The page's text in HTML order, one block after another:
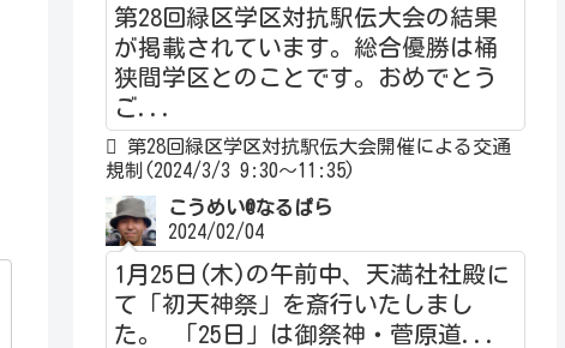
第28回緑区学区対抗駅伝大会の結果
が掲載されています。総合優勝は桶
狭間学区とのことです。おめでとう
ご...
第28回緑区学区対抗駅伝大会開催による交通
規制(2024/3/3 9:30～11:35)
こうめい@なるぱら
2024/02/04
1月25日(木)の午前中、天満社社殿に
て「初天神祭」を斎行いたしまし
た。 「25日」は御祭神・菅原道...